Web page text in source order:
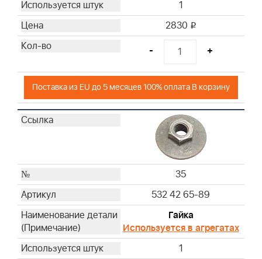
1
2830 i
- +
Поставка из EU до 5 месяцев 100% оплата В корзину
35
532 42 65-89
Гайка
Используется в агрегатах
1